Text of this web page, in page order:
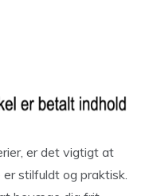
er det vigtigt at
stilfuldt og praktisk.